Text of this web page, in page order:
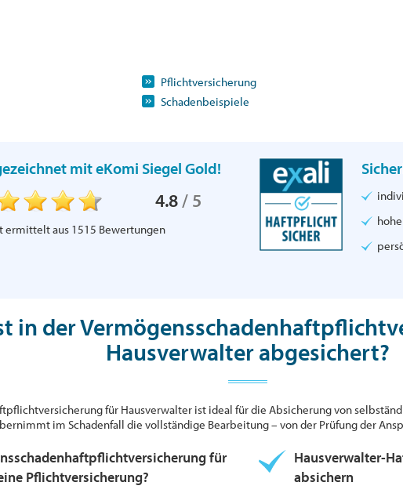
Pflichtversicherung
Schadenbeispiele
mit eKomi Siegel Gold!
4.8 / 5
ermittelt aus 1515 Bewertungen
in der
Hausverwalter abgesichert?
für Hausverwalter ist ideal für die Absicherung von
im Schadenfall die vollständige Bearbeitung – von der Prüfung der
für
Pflichtversicherung?
Hausverwalter-
absichern